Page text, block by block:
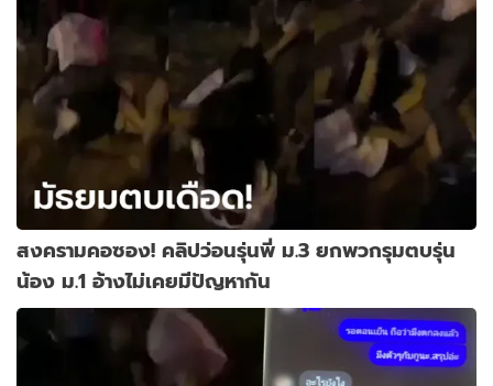
สงครามคอซอง! คลิปว่อนรุ่นพี่ ม.3 ยกพวกรุมตบรุ่น
น้อง ม.1 อ้างไม่เคยมีปัญหากัน